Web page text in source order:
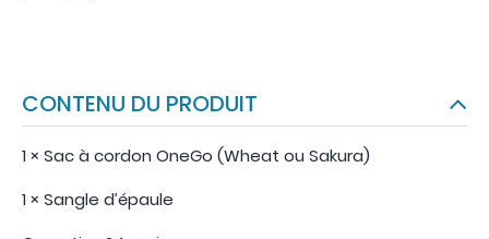
CONTENU DU PRODUIT
1 × Sac à cordon OneGo (Wheat ou Sakura)
1 × Sangle d’épaule